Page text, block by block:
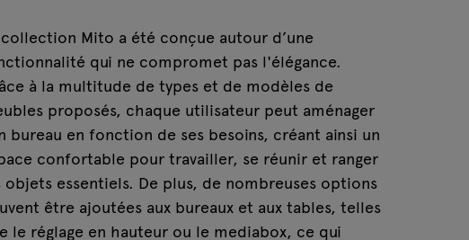
collection Mito a été conçue autour d’une
qui ne compromet pas l'élégance.
à la multitude de types et de modèles de
proposés, chaque utilisateur peut aménager
bureau en fonction de ses besoins, créant ainsi un
confortable pour travailler, se réunir et ranger
objets essentiels. De plus, de nombreuses options
être ajoutées aux bureaux et aux tables, telles
le réglage en hauteur ou le mediabox, ce qui